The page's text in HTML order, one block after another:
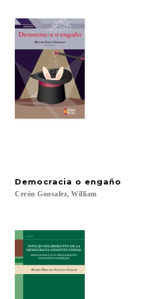
Democracia o engaño
Cerón Gonsalez, William